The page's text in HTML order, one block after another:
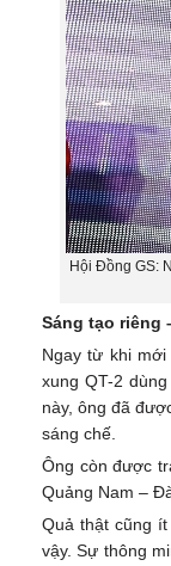
Hội Đồng GS:
Sáng tạo riêng
Ngay từ khi
xung QT-2
này, ông đã
sáng chế.
Ông còn được
Quảng Nam –
Quả thật cũng
vậy. Sự thông